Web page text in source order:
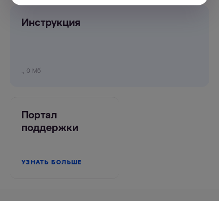
Инструкция
., 0 Мб
Портал
поддержки
УЗНАТЬ БОЛЬШЕ